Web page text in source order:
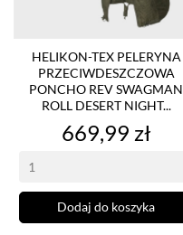
HELIKON-TEX PELERYNA
PRZECIWDESZCZOWA
PONCHO REV SWAGMAN
ROLL DESERT NIGHT...
Cena
669,99 zł
Dodaj do koszyka